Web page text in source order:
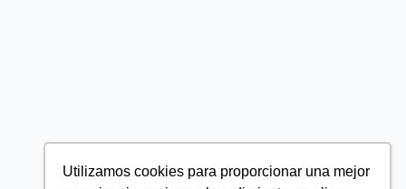
Utilizamos cookies para proporcionar una mejor